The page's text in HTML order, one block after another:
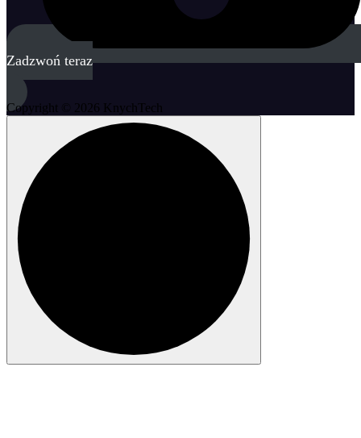
Zadzwoń teraz
Copyright © 2026 KnychTech